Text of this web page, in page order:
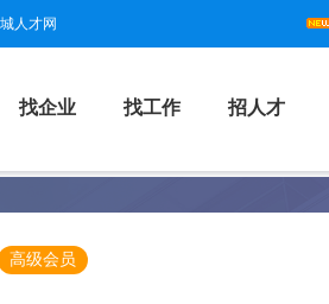
人才网
找企业 找工作 招人才
高级会员